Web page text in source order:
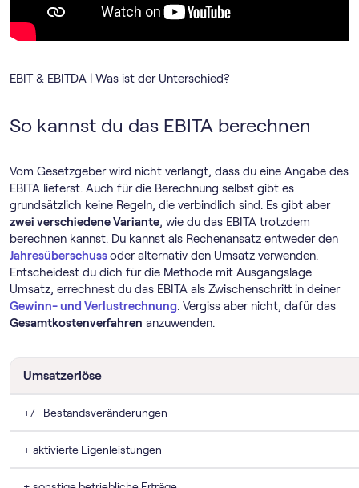
EBIT & EBITDA | Was ist der Unterschied?
So kannst du das EBITA berechnen
Vom Gesetzgeber wird nicht verlangt, dass du eine Angabe des
EBITA lieferst. Auch für die Berechnung selbst gibt es
grundsätzlich keine Regeln, die verbindlich sind. Es gibt aber
zwei verschiedene Variante, wie du das EBITA trotzdem
berechnen kannst. Du kannst als Rechenansatz entweder den
Jahresüberschussoder alternativ den Umsatz verwenden.
Entscheidest du dich für die Methode mit Ausgangslage
Umsatz, errechnest du das EBITA als Zwischenschritt in deiner
Gewinn- und Verlustrechnung. Vergiss aber nicht, dafür das
Gesamtkostenverfahren anzuwenden.
Umsatzerlöse
+/- Bestandsveränderungen
+ aktivierte Eigenleistungen